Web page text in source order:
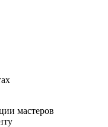
мастеров